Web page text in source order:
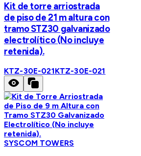
Kit de torre arriostrada
de piso de 21 m altura con
tramo STZ30 galvanizado
electrolítico (No incluye
retenida).
KTZ-30E-021KTZ-30E-021
SYSCOM TOWERS